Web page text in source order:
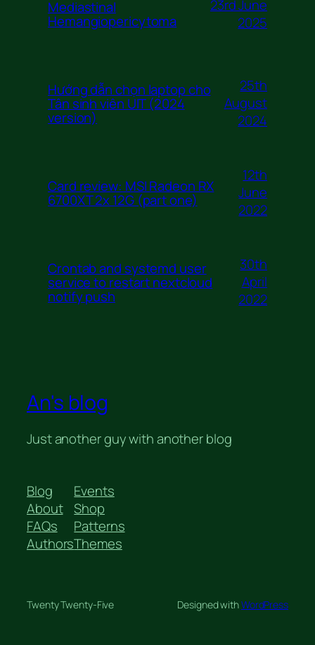
Mediastinal
Hemangiopericytoma
23rd June
2025
Hướng dẫn chọn laptop cho
Tân sinh viên UIT (2024
version)
25th
August
2024
Card review: MSI Radeon RX
6700XT 2x 12G (part one)
12th
June
2022
Crontab and systemd user
service to restart nextcloud
notify push
30th
April
2022
An's blog
Just another guy with another blog
Blog
About
FAQs
Authors
Events
Shop
Patterns
Themes
Twenty Twenty-Five Designed withWordPress